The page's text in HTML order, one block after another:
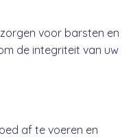
voor barsten en
de integriteit van uw
af te voeren en